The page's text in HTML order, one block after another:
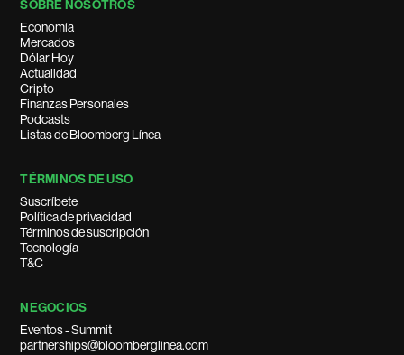
SOBRE NOSOTROS
Economía
Mercados
Dólar Hoy
Actualidad
Cripto
Finanzas Personales
Podcasts
Listas de Bloomberg Línea
TÉRMINOS DE USO
Suscríbete
Política de privacidad
Términos de suscripción
Tecnología
T&C
NEGOCIOS
Eventos - Summit
partnerships@bloomberglinea.com